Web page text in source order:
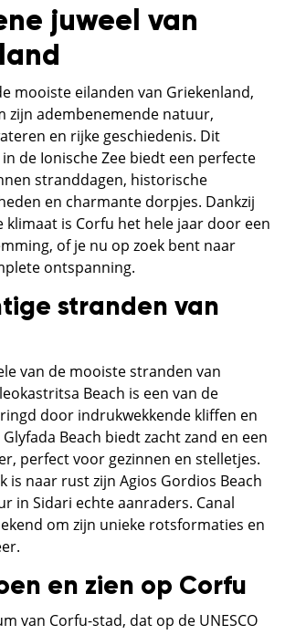
juweel van
mooiste eilanden van Griekenland,
zijn adembenemende natuur,
en rijke geschiedenis. Dit
de Ionische Zee biedt een perfecte
stranddagen, historische
en charmante dorpjes. Dankzij
is Corfu het hele jaar door een
of je nu op zoek bent naar
ontspanning.
stranden van
van de mooiste stranden van
Beach is een van de
door indrukwekkende kliffen en
Beach biedt zacht zand en een
perfect voor gezinnen en stelletjes.
is naar rust zijn Agios Gordios Beach
in Sidari echte aanraders. Canal
om zijn unieke rotsformaties en
en zien op Corfu
van Corfu-stad, dat op de UNESCO